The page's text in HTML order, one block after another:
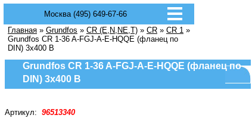
Москва (495) 649-67-66
Главная » Grundfos » CR (E,N,NE,T) » CR » CR 1 »
Grundfos CR 1-36 A-FGJ-A-E-HQQE (фланец по
DIN) 3х400 В
Grundfos CR 1-36 A-FGJ-A-E-HQQE (фланец по
DIN) 3х400 В
Артикул: 96513340